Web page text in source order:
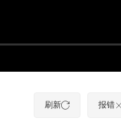
刷新 报错